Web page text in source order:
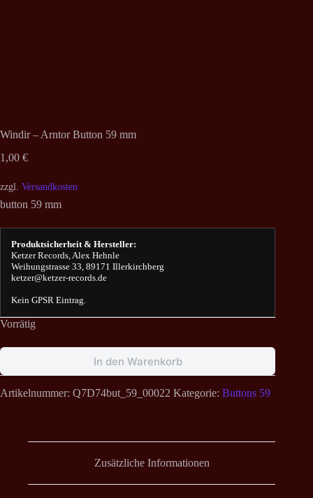
Windir – Arntor Button 59 mm
1,00 €
zzgl. Versandkosten
button 59 mm
Produktsicherheit & Hersteller:
Ketzer Records, Alex Hehnle
Weihungstrasse 33, 89171 Illerkirchberg
ketzer@ketzer-records.de
Kein GPSR Eintrag.
Vorrätig
In den Warenkorb
Artikelnummer: Q7D74but_59_00022 Kategorie: Buttons 59
Zusätzliche Informationen